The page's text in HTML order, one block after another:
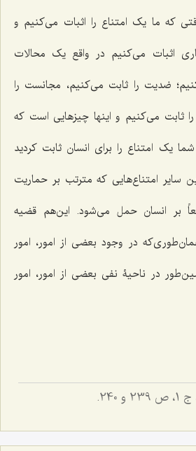
که ما یک امتناع را اثبات مى‌کنیم و
اثبات می‌کنیم در واقع یک محالات
ضدیت را ثابت مى‌کنیم، مجانست را
ثابت مى‌کنیم و اینها چیزهایى است که
یک امتناع را براى انسان ثابت کردید
سایر امتناع‌هایی که مترتب بر حماریت
بر انسان حمل مى‌شود. این‌هم قضیه
در وجود بعضى از امور، امور
در ناحیۀ نفى بعضى از امور، امور
239 و 240.